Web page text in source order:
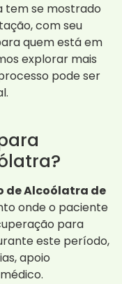
tem se mostrado
com seu
quem está em
explorar mais
pode ser
de Alcoólatra de
onde o paciente
para
este período,
apoio